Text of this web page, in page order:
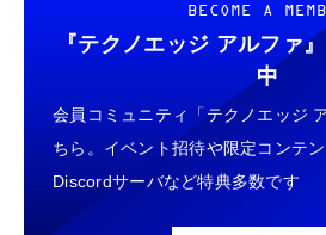
BECOME A
『テクノエッジ アルファ』
中
会員コミュニティ「テクノエッジ
ちら。イベント招待や限定コンテ
Discordサーバなど特典多数です